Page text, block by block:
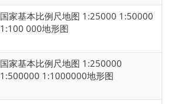
国家基本比例尺地图 1:25000 1:50000
1:100 000地形图
国家基本比例尺地图 1:250000
1:500000 1:1000000地形图